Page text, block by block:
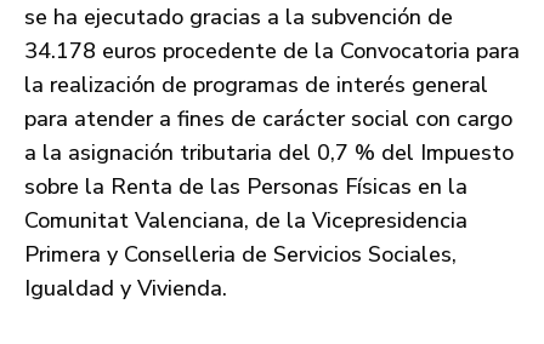
se ha ejecutado gracias a la subvención de
34.178 euros procedente de la Convocatoria para
la realización de programas de interés general
para atender a fines de carácter social con cargo
a la asignación tributaria del 0,7 % del Impuesto
sobre la Renta de las Personas Físicas en la
Comunitat Valenciana, de la Vicepresidencia
Primera y Conselleria de Servicios Sociales,
Igualdad y Vivienda.